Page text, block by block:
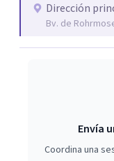
Dirección
Bv. de
Envía
Coordina una